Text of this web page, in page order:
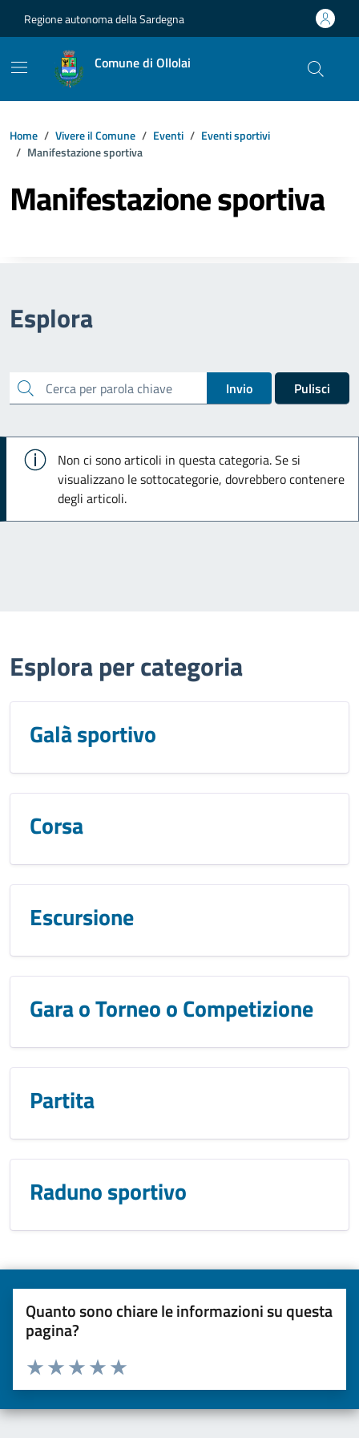
Regione autonoma della Sardegna
Comune di Ollolai
Home Vivere il Comune Eventi
Eventi sportivi
Manifestazione sportiva
Manifestazione sportiva
Esplora
cerca Invio Pulisci
Info
Non ci sono articoli in questa categoria. Se si
visualizzano le sottocategorie, dovrebbero contenere
degli articoli.
Esplora per categoria
Galà sportivo
Corsa
Escursione
Gara o Torneo o Competizione
Partita
Raduno sportivo
Quanto sono chiare le informazioni su questa
pagina?
Valuta da 1 a 5 stelle la pagina
Valuta 5 stelle su 5
Valuta 4 stelle su 5
Valuta 3 stelle su 5
Valuta 2 stelle su 5
Valuta una stella su 5